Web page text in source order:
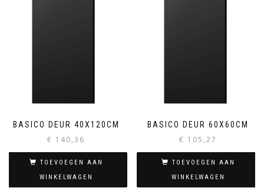
BASICO DEUR 40X120CM
€ 140,36
TOEVOEGEN AAN
WINKELWAGEN
BASICO DEUR 60X60CM
€ 105,27
TOEVOEGEN AAN
WINKELWAGEN